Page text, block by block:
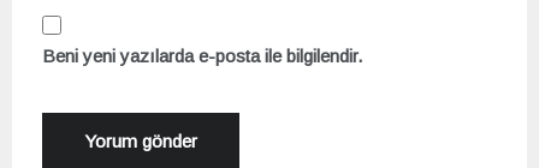
Beni yeni yazılarda e-posta ile bilgilendir.